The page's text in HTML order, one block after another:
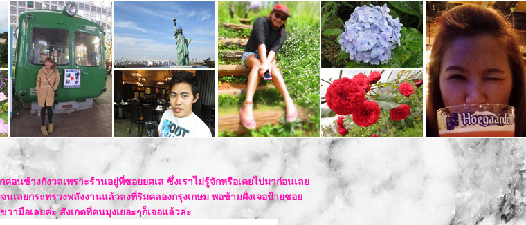
นข้างกังวลเพราะร้านอยู่ที่ซอยยศเส ซึ่งเราไม่รู้จักหรือเคยไปมาก่อนเล
เลยกระทรวงพลังงานแล้วลงที่ริมคลองกรุงเกษม พอข้ามฝั่งเจอป้ายซอ
ามือเลยค่ะ สังเกตที่คนมุงเยอะๆก็เจอแล้วล่ะ